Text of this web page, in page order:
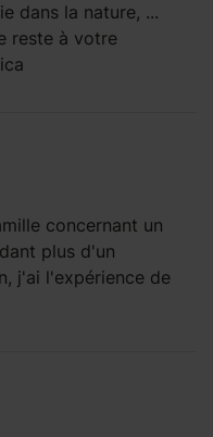
dans la nature, ...
reste à votre
concernant un
plus d'un
j'ai l'expérience de